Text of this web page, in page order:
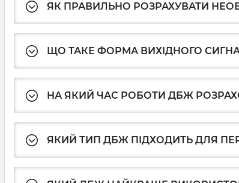
ЯК ПРАВИЛЬНО РОЗРАХУВАТИ
ЩО ТАКЕ ФОРМА ВИХІДНОГО
НА ЯКИЙ ЧАС РОБОТИ ДБЖ
ЯКИЙ ТИП ДБЖ ПІДХОДИТЬ ДЛЯ